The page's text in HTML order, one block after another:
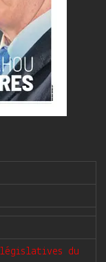
du